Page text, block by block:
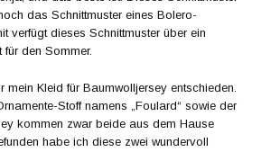
das Schnittmuster eines Bolero-
verfügt dieses Schnittmuster über ein
für den Sommer.
mein Kleid für Baumwolljersey entschieden.
Stoff namens „Foulard“ sowie der
kommen zwar beide aus dem Hause
habe ich diese zwei wundervoll